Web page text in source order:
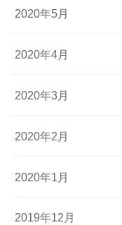
2020年5月
2020年4月
2020年3月
2020年2月
2020年1月
2019年12月